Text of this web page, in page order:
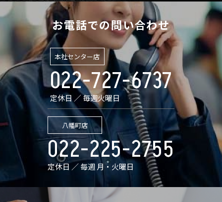
お電話での問い合わせ
本社センター店
022-727-6737
定休日 ／ 毎週火曜日
八幡町店
022-225-2755
定休日 ／ 毎週 月・火曜日